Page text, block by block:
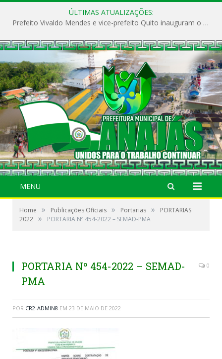
ÚLTIMAS ATUALIZAÇÕES:
Prefeito Vivaldo Mendes e vice-prefeito Quito inauguram o CAPS e fortalecem a saúde pública em Anajás.
MENU
Home » Publicações Oficiais » Portarias »
PORTARIAS
2022 » PORTARIA Nº 454-2022 – SEMAD-PMA
PORTARIA Nº 454-2022 – SEMAD-
PMA
0
POR CR2-ADMIN8 EM 23 DE MAIO DE 2022